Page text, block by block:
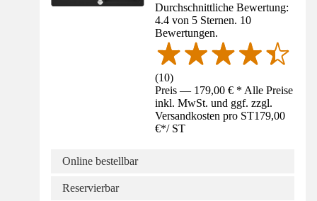
Durchschnittliche Bewertung:
4.4 von 5 Sternen. 10
Bewertungen.
(10)
Preis — 179,00 € * Alle Preise
inkl. MwSt. und ggf. zzgl.
Versandkosten pro ST179,00
€*/ ST
Online bestellbar
Reservierbar